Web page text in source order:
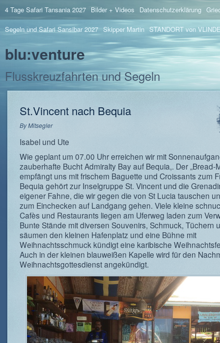
4 Tage Safari Tansania 2027 Bilder + Videos Datenschutzerklärung
Segeln und Safari Sansibar 2027 Skipper Martin STANDORT von
blu:venture
Flusskreuzfahrten und Segeln
St.Vincent nach Bequia
ByMitsegler
Isabel und Ute
Wie geplant um 07.00 Uhr erreichen wir mit
zauberhafte Bucht Admiralty Bay auf Bequia,. Der „Bread-
empfängt uns mit frischem Baguette und Croissants zum
Bequia gehört zur Inselgruppe St. Vincent und die
eigener Fahne, die wir gegen die von St Lucia tauschen
zum Einchecken auf Landgang gehen. Viele kleine
Cafès und Restaurants liegen am Uferweg laden zum
Bunte Stände mit diversen Souvenirs, Schmuck, Tüchern
säumen den kleinen Hafenplatz und eine Bühne mit
Weihnachtsschmuck kündigt eine karibische
Auch in der kleinen blauweißen Kapelle wird für den
Weihnachtsgottesdienst angekündigt.